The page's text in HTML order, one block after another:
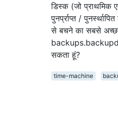
डिस्क (जो प्राथमिक
पुनर्प्राप्त /
से बचने का सबसे अच्छा
सकता हूं?
time-machine